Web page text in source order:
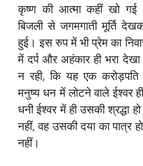
कृष्ण की आत्मा कहीं खो गई
बिजली से जगमगाती मूर्ति
हुई। इस रुप में भी प्रेम का
में दर्प और अहंकार ही भरा
न रही, कि यह एक
मनुष्य धन में लोटने वाले ईश्वर
धनी ईश्वर में ही उसकी श्रद्धा
नहीं, वह उसकी दया का पात्र
नहीं।